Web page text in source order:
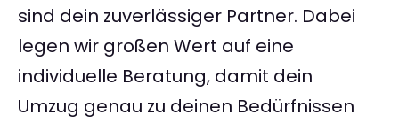
sind dein zuverlässiger Partner. Dabei
legen wir großen Wert auf eine
individuelle Beratung, damit dein
Umzug genau zu deinen Bedürfnissen